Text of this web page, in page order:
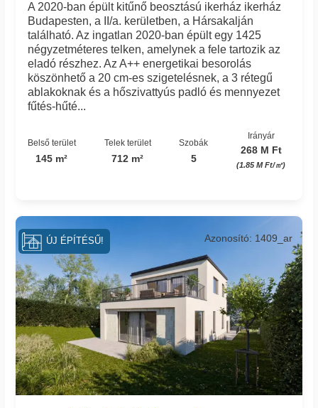
A 2020-ban épült kitűnő beosztású ikerház ikerház
Budapesten, a II/a. kerületben, a Hársakalján
található. Az ingatlan 2020-ban épült egy 1425
négyzetméteres telken, amelynek a fele tartozik az
eladó részhez. Az A++ energetikai besorolás
köszönhető a 20 cm-es szigetelésnek, a 3 rétegű
ablakoknak és a hőszivattyús padló és mennyezet
fűtés-hűté...
Belső terület
145 m²
Telek terület
712 m²
Szobák
5
Irányár
268 M Ft
(1.85 M Ft/㎡)
Azonosító: 1409_ar
ÚJ ÉPÍTÉSŰ!